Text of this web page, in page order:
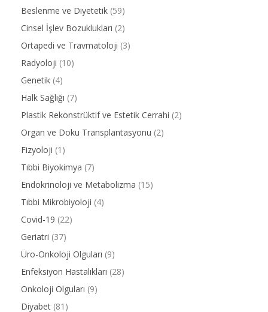
Beslenme ve Diyetetik (59)
Cinsel İşlev Bozuklukları (2)
Ortapedi ve Travmatoloji (3)
Radyoloji (10)
Genetik (4)
Halk Sağlığı (7)
Plastik Rekonstrüktif ve Estetik Cerrahi (2)
Organ ve Doku Transplantasyonu (2)
Fizyoloji (1)
Tıbbi Biyokimya (7)
Endokrinoloji ve Metabolizma (15)
Tıbbi Mikrobiyoloji (4)
Covid-19 (22)
Geriatri (37)
Üro-Onkoloji Olguları (9)
Enfeksiyon Hastalıkları (28)
Onkoloji Olguları (9)
Diyabet (81)